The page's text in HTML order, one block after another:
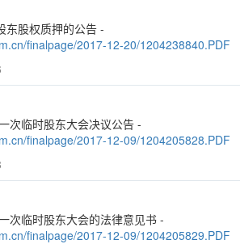
东股权质押的公告 -
finalpage/2017-12-20/1204238840.PDF
次临时股东大会决议公告 -
finalpage/2017-12-09/1204205828.PDF
次临时股东大会的法律意见书 -
finalpage/2017-12-09/1204205829.PDF